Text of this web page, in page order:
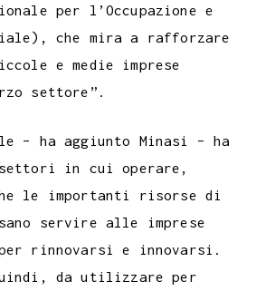
per l’Occupazione e
che mira a rafforzare
e medie imprese
settore”.
– ha aggiunto Minasi – ha
in cui operare,
le importanti risorse di
servire alle imprese
rinnovarsi e innovarsi.
da utilizzare per